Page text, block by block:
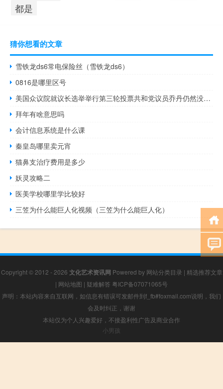
都是
猜你想看的文章
雪铁龙ds6常电保险丝（雪铁龙ds6）
0816是哪里区号
美国众议院就议长选举举行第三轮投票共和党议员乔丹仍然没能当选 在10月20日的投票中已有至少五名共和党成员拒绝支持乔丹意味着乔丹已无法获得当选议长所需的217张选票目前投票仍在进行中
拜年有啥意思吗
会计信息系统是什么课
秦皇岛哪里卖元宵
猫鼻支治疗费用是多少
妖灵攻略二
医美学校哪里学比较好
三笠为什么能巨人化视频（三笠为什么能巨人化）
Copyright © 2012 - 2026 文化艺术资讯网 Powered by 网站分类目录 | 精选推荐文章
| 网站地图 | 疑难解答 粤ICP备07071065号
声明：本站内容来自互联网，如信息有错误可发邮件到f_fb#foxmail.com说明，我们
会及时纠正，谢谢
本站仅为个人兴趣爱好，不接盈利性广告及商业合作
小男孩